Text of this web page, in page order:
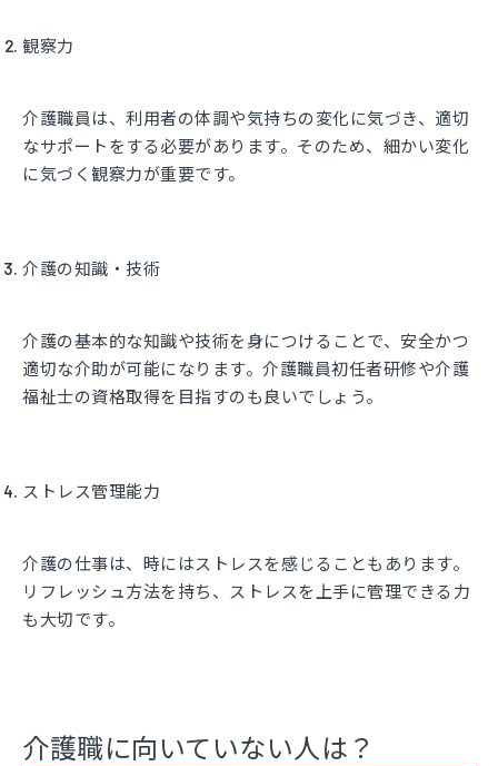
観察力
介護職員は、利用者の体調や気持ちの変化に気づき、適切
なサポートをする必要があります。そのため、細かい変化
に気づく観察力が重要です。
介護の知識・技術
介護の基本的な知識や技術を身につけることで、安全かつ
適切な介助が可能になります。介護職員初任者研修や介護
福祉士の資格取得を目指すのも良いでしょう。
ストレス管理能力
介護の仕事は、時にはストレスを感じることもあります。
リフレッシュ方法を持ち、ストレスを上手に管理できる力
も大切です。
介護職に向いていない人は？